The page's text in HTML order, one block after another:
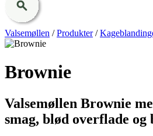
Valsemøllen /Produkter/
Brownie
Valsemøllen Brownie
smag, blød overflade og